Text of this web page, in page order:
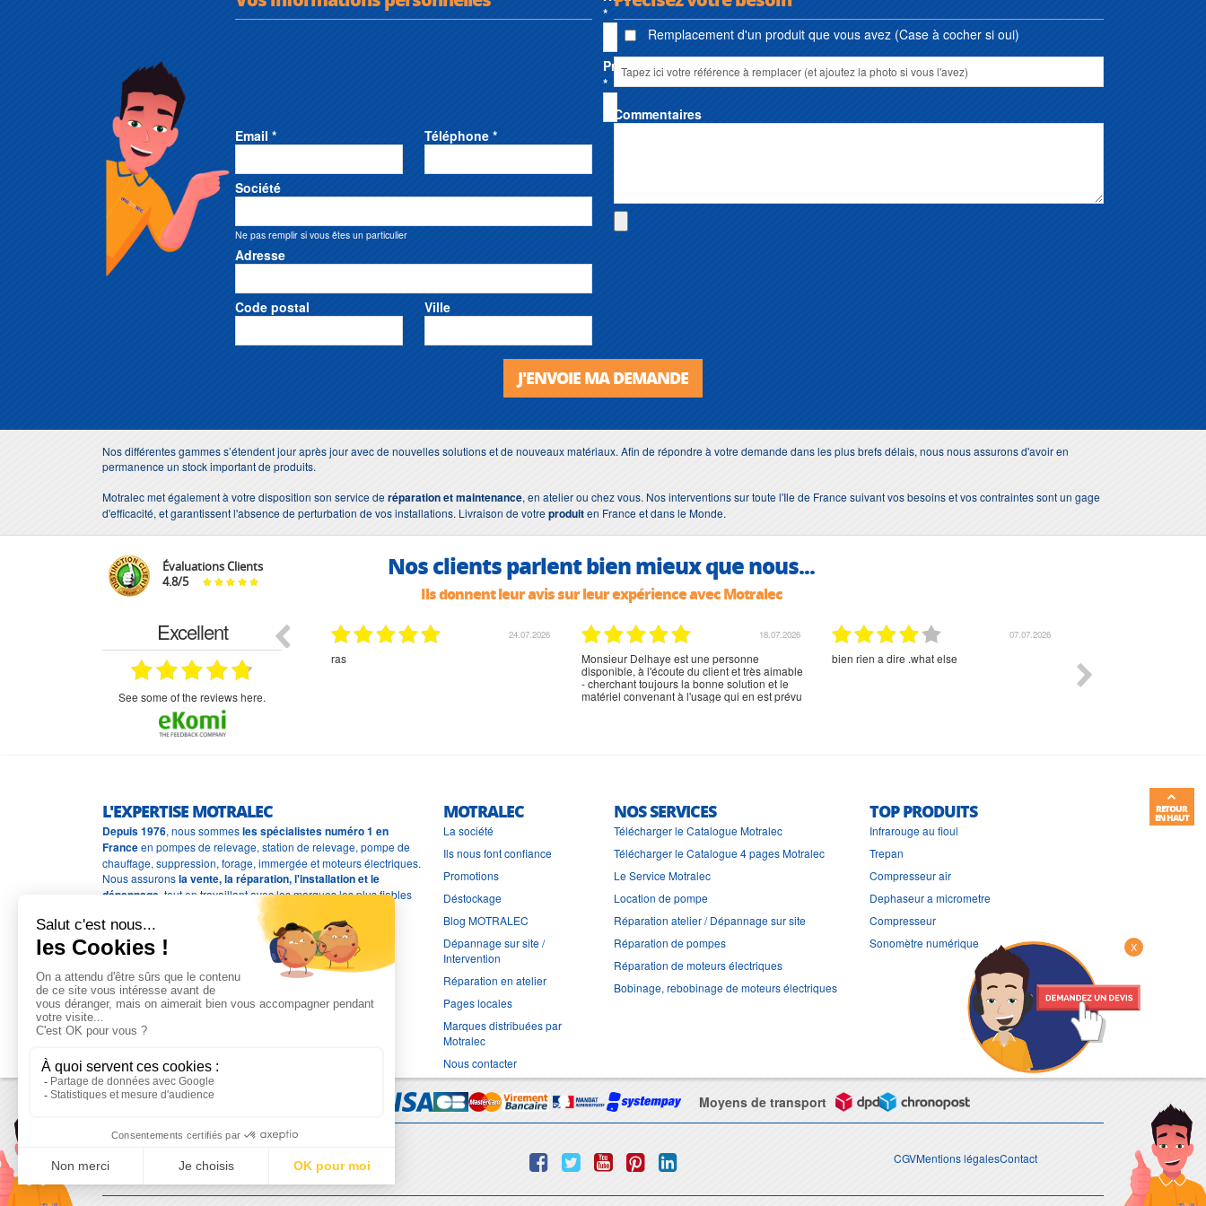
*
Prénom
*
Email * Téléphone *
Société
Ne pas remplir si vous êtes un particulier
Adresse
Code postal Ville
Remplacement d'un produit que vous avez (Case à cocher si oui)
Commentaires
J'ENVOIE MA DEMANDE
Nos différentes gammes s’étendent jour après jour avec de nouvelles solutions et de nouveaux matériaux. Afin de répondre à votre demande dans les plus brefs délais, nous nous assurons d'avoir en
permanence un stock important de produits.
Motralec met également à votre disposition son service deréparation et maintenance, en atelier ou chez vous. Nos interventions sur toute l'Ile de France suivant vos besoins et vos contraintes sont un gage
d'efficacité, et garantissent l'absence de perturbation de vos installations. Livraison de votreproduiten France et dans le Monde.
Évaluations Clients
4.8/5 Nos clients parlent bien mieux que nous...
Ils donnent leur avis sur leur expérience avec Motralec
Excellent
see some of the reviews here.
07.07.2026
bien rien a dire .what else
02.07.2026
RAS
02.07.2026
rien à signaler, très content
01.07.2026
Commande et délais parfait
L'EXPERTISE MOTRALEC
Depuis 1976, nous sommesles spécialistes numéro 1 en
Franceen pompes de relevage, station de relevage, pompe de
chauffage, suppression, forage, immergée et moteurs électriques.
Nous assuronsla vente, la réparation, l'installation et le
dépannage , tout en travaillant avec les marques les plus fiables
MOTRALEC
La société
Ils nous font confiance
Promotions
Déstockage
Blog MOTRALEC
Dépannage sur site /
Intervention
Réparation en atelier
Pages locales
Marques distribuées par
Motralec
Nous contacter
NOS SERVICES
Télécharger le Catalogue Motralec
Télécharger le Catalogue 4 pages Motralec
Le Service Motralec
Location de pompe
Réparation atelier / Dépannage sur site
Réparation de pompes
Réparation de moteurs électriques
Bobinage, rebobinage de moteurs électriques
TOP PRODUITS
Infrarouge au fioul
Trepan
Compresseur air
Dephaseur a micrometre
Compresseur
Sonomètre numérique
Moyens de transport
CGVMentions légalesContact
X
RETOUR
EN HAUT